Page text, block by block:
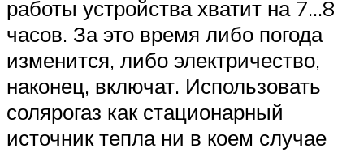
работы устройства хватит на 7…8
часов. За это время либо погода
изменится, либо электричество,
наконец, включат. Использовать
солярогаз как стационарный
источник тепла ни в коем случае